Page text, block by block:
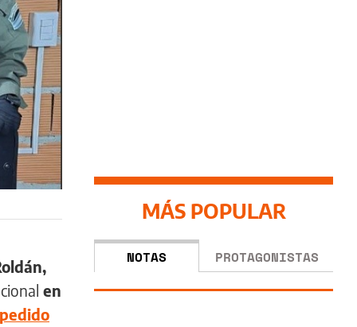
en
pedido
MÁS POPULAR
NOTAS PROTAGONISTAS